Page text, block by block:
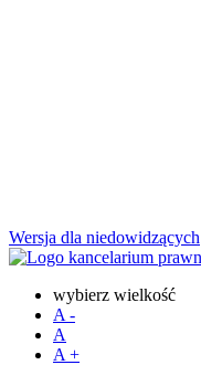
Wersja dla niedowidzących
wybierz wielkość
A -
A
A +